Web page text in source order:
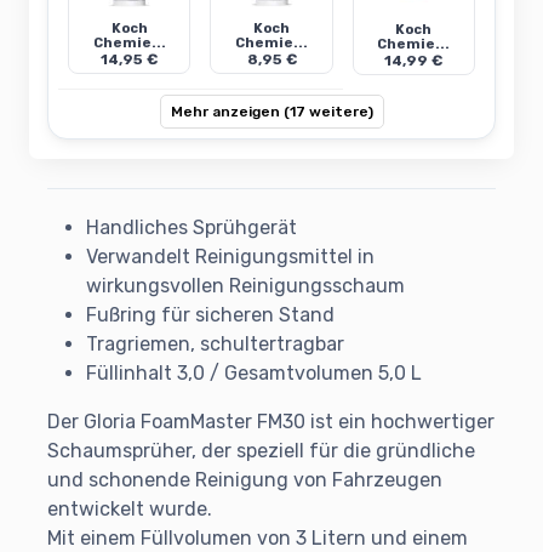
Koch
Chemie...
14,95 €
Koch
Chemie...
8,95 €
Koch
Chemie...
14,99 €
Mehr anzeigen (17 weitere)
Handliches Sprühgerät
Verwandelt Reinigungsmittel in
wirkungsvollen Reinigungsschaum
Fußring für sicheren Stand
Tragriemen, schultertragbar
Füllinhalt 3,0 / Gesamtvolumen 5,0 L
Der Gloria FoamMaster FM30 ist ein hochwertiger
Schaumsprüher, der speziell für die gründliche
und schonende Reinigung von Fahrzeugen
entwickelt wurde.
Mit einem Füllvolumen von 3 Litern und einem